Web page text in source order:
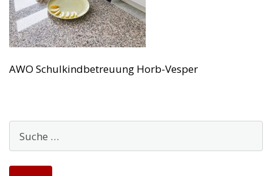
AWO Schulkindbetreuung Horb-Vesper